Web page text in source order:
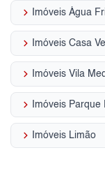
keyboard_arrow_right Imóveis Água
keyboard_arrow_right Imóveis Casa
keyboard_arrow_right Imóveis Vila
keyboard_arrow_right Imóveis Parque
keyboard_arrow_right Imóveis Limão